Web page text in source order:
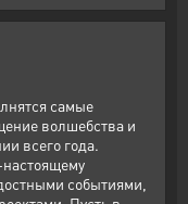
самые
волшебства и
всего года.
событиями,